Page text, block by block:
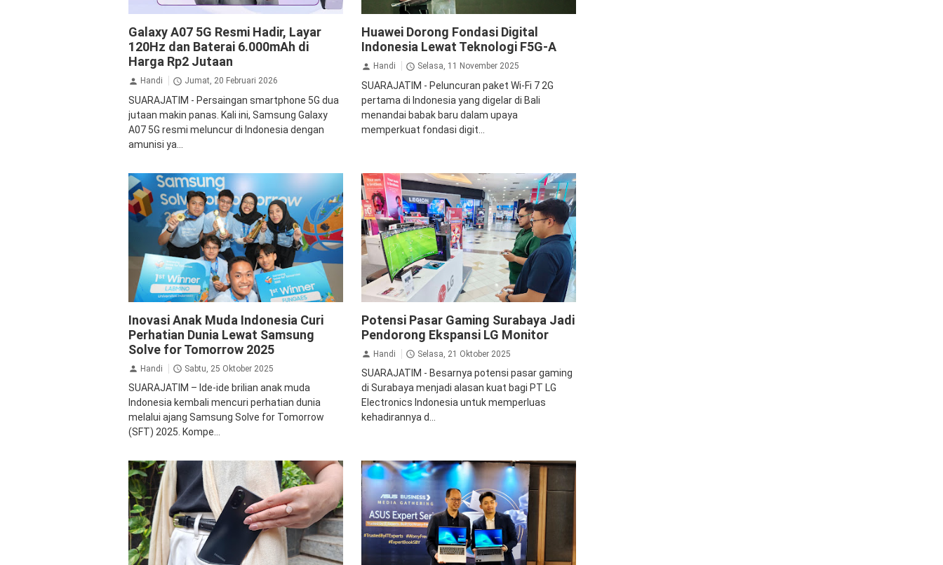
Galaxy A07 5G Resmi Hadir, Layar
120Hz dan Baterai 6.000mAh di
Harga Rp2 Jutaan
Handi Jumat, 20 Februari 2026
SUARAJATIM - Persaingan smartphone 5G dua
jutaan makin panas. Kali ini, Samsung Galaxy
A07 5G resmi meluncur di Indonesia dengan
amunisi ya...
Huawei Dorong Fondasi Digital
Indonesia Lewat Teknologi F5G-A
Handi Selasa, 11 November 2025
SUARAJATIM - Peluncuran paket Wi-Fi 7 2G
pertama di Indonesia yang digelar di Bali
menandai babak baru dalam upaya
memperkuat fondasi digit...
Inovasi Anak Muda Indonesia Curi
Perhatian Dunia Lewat Samsung
Solve for Tomorrow 2025
Handi Sabtu, 25 Oktober 2025
SUARAJATIM – Ide-ide brilian anak muda
Indonesia kembali mencuri perhatian dunia
melalui ajang Samsung Solve for Tomorrow
(SFT) 2025. Kompe...
Potensi Pasar Gaming Surabaya Jadi
Pendorong Ekspansi LG Monitor
Handi Selasa, 21 Oktober 2025
SUARAJATIM - Besarnya potensi pasar gaming
di Surabaya menjadi alasan kuat bagi PT LG
Electronics Indonesia untuk memperluas
kehadirannya d...